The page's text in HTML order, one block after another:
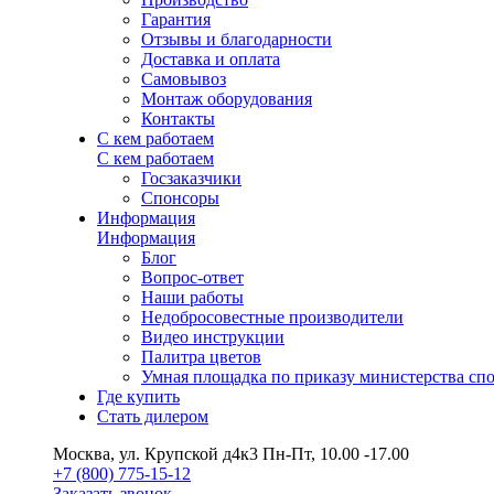
Гарантия
Отзывы и благодарности
Доставка и оплата
Самовывоз
Монтаж оборудования
Контакты
С кем работаем
С кем работаем
Госзаказчики
Спонсоры
Информация
Информация
Блог
Вопрос-ответ
Наши работы
Недобросовестные производители
Видео инструкции
Палитра цветов
Умная площадка по приказу министерства
Где купить
Стать дилером
Москва, ул. Крупской д4к3 Пн-Пт, 10.00 -17.00
+7 (800) 775-15-12